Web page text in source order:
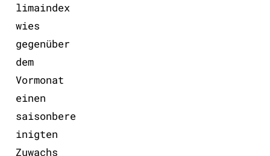
limaindex
wies
gegenüber
dem
Vormonat
einen
saisonbere
inigten
Zuwachs